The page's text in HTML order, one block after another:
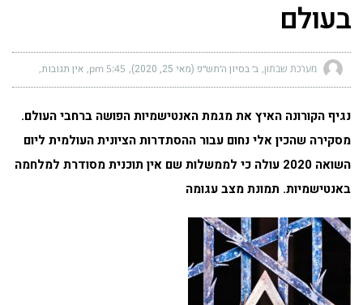
בעולם
מערכת שבתון ב׳ בסיון ה׳תש״פ (מאי 25, 2020) 5:45 pm אין תגובות
נגיף הקורונה האיץ את מגמת האנטישמיות הפושה ברחבי העולם.
מסקירה שהכיןאלי נחום עבור ההסתדרות הציונית העולמית ליום
השואה 2020 עולה כי לממשלות שם אין תוכנית מסודרת למלחמה
באנטישמיות. תמונת מצב עגומה